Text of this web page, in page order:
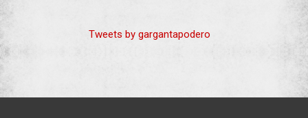
Tweets by gargantapodero